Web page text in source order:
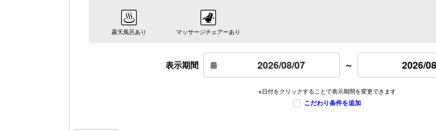
露天風呂あり マッサージチェアーあり
表示期間 ～ 2026/
※日付をクリックすることで表示期間を変更できます
こだわり条件を追加